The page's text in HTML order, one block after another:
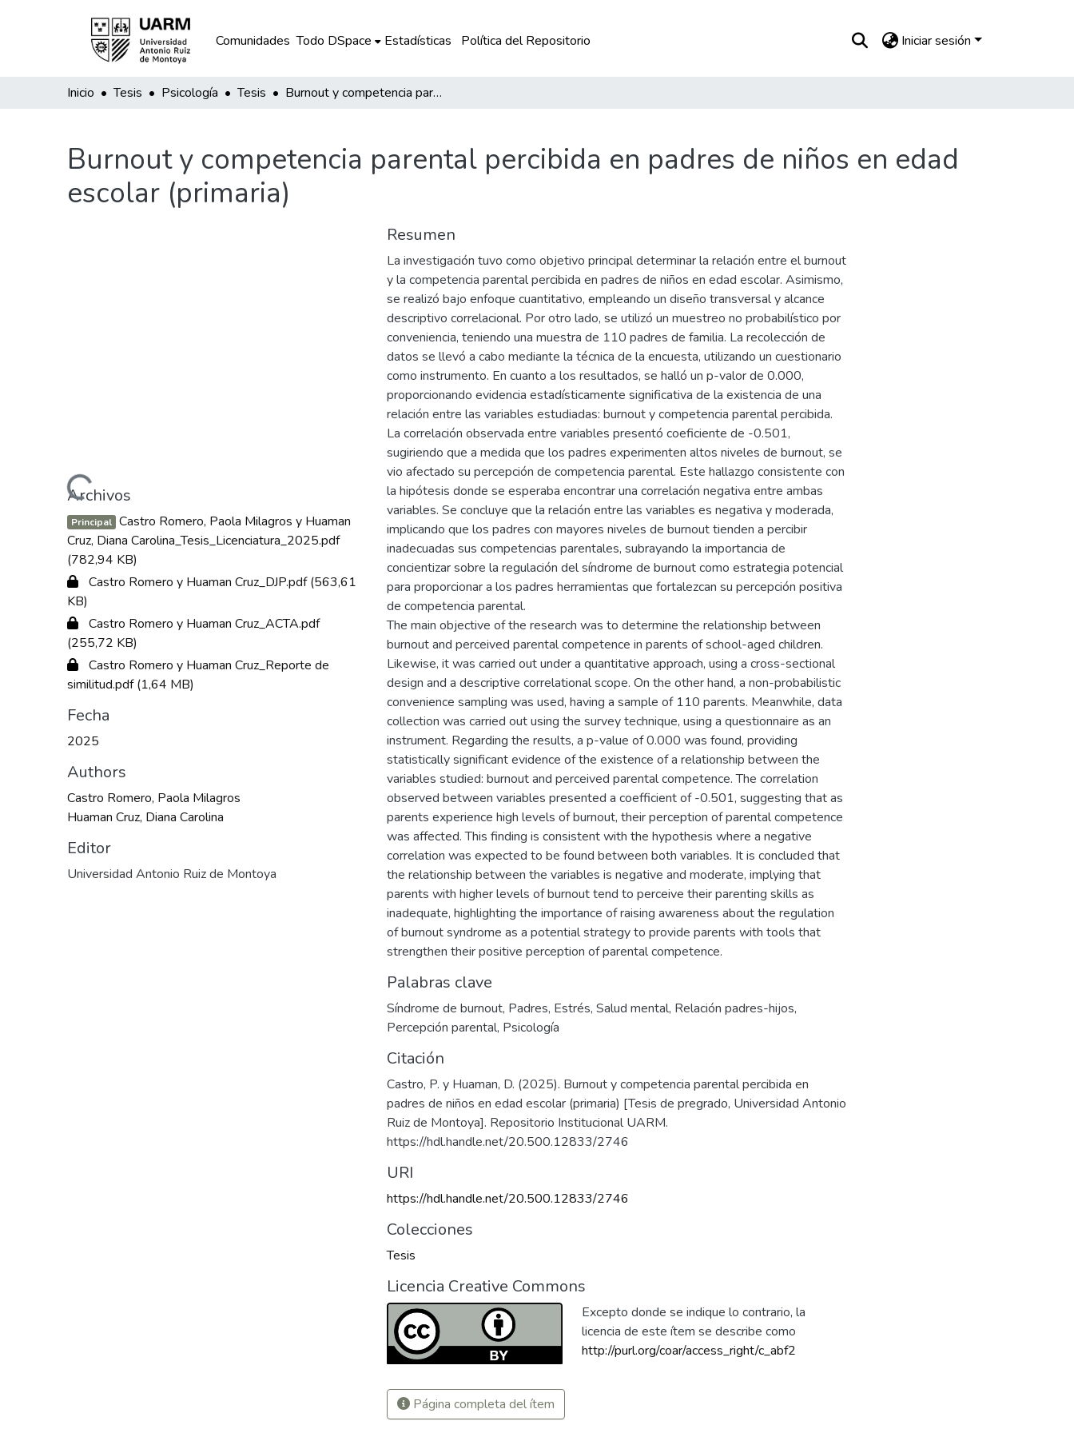
Comunidades Todo DSpace Estadísticas Política del Repositorio Iniciar sesión
Inicio Tesis Psicología Tesis Burnout y competencia parental percibida en padres de niños en edad escolar (primaria)
Burnout y competencia parental percibida en padres de niños en edad
escolar (primaria)
Cargando...
Archivos
Principal Castro Romero, Paola Milagros y Huaman
Cruz, Diana Carolina_Tesis_Licenciatura_2025.pdf
(782,94 KB)
Castro Romero y Huaman Cruz_DJP.pdf(563,61
KB)
Castro Romero y Huaman Cruz_ACTA.pdf
(255,72 KB)
Castro Romero y Huaman Cruz_Reporte de
similitud.pdf(1,64 MB)
Fecha
2025
Authors
Castro Romero, Paola Milagros
Huaman Cruz, Diana Carolina
Editor
Universidad Antonio Ruiz de Montoya
Resumen
La investigación tuvo como objetivo principal determinar la relación entre el burnout
y la competencia parental percibida en padres de niños en edad escolar. Asimismo,
se realizó bajo enfoque cuantitativo, empleando un diseño transversal y alcance
descriptivo correlacional. Por otro lado, se utilizó un muestreo no probabilístico por
conveniencia, teniendo una muestra de 110 padres de familia. La recolección de
datos se llevó a cabo mediante la técnica de la encuesta, utilizando un cuestionario
como instrumento. En cuanto a los resultados, se halló un p-valor de 0.000,
proporcionando evidencia estadísticamente significativa de la existencia de una
relación entre las variables estudiadas: burnout y competencia parental percibida.
La correlación observada entre variables presentó coeficiente de -0.501,
sugiriendo que a medida que los padres experimenten altos niveles de burnout, se
vio afectado su percepción de competencia parental. Este hallazgo consistente con
la hipótesis donde se esperaba encontrar una correlación negativa entre ambas
variables. Se concluye que la relación entre las variables es negativa y moderada,
implicando que los padres con mayores niveles de burnout tienden a percibir
inadecuadas sus competencias parentales, subrayando la importancia de
concientizar sobre la regulación del síndrome de burnout como estrategia potencial
para proporcionar a los padres herramientas que fortalezcan su percepción positiva
de competencia parental.
The main objective of the research was to determine the relationship between
burnout and perceived parental competence in parents of school-aged children.
Likewise, it was carried out under a quantitative approach, using a cross-sectional
design and a descriptive correlational scope. On the other hand, a non-probabilistic
convenience sampling was used, having a sample of 110 parents. Meanwhile, data
collection was carried out using the survey technique, using a questionnaire as an
instrument. Regarding the results, a p-value of 0.000 was found, providing
statistically significant evidence of the existence of a relationship between the
variables studied: burnout and perceived parental competence. The correlation
observed between variables presented a coefficient of -0.501, suggesting that as
parents experience high levels of burnout, their perception of parental competence
was affected. This finding is consistent with the hypothesis where a negative
correlation was expected to be found between both variables. It is concluded that
the relationship between the variables is negative and moderate, implying that
parents with higher levels of burnout tend to perceive their parenting skills as
inadequate, highlighting the importance of raising awareness about the regulation
of burnout syndrome as a potential strategy to provide parents with tools that
strengthen their positive perception of parental competence.
Palabras clave
Síndrome de burnout, Padres, Estrés, Salud mental, Relación padres-hijos,
Percepción parental, Psicología
Citación
Castro, P. y Huaman, D. (2025). Burnout y competencia parental percibida en
padres de niños en edad escolar (primaria) [Tesis de pregrado, Universidad Antonio
Ruiz de Montoya]. Repositorio Institucional UARM.
https://hdl.handle.net/20.500.12833/2746
URI
https://hdl.handle.net/20.500.12833/2746
Colecciones
Tesis
Licencia Creative Commons
Excepto donde se indique lo contrario, la
licencia de este ítem se describe como
http://purl.org/coar/access_right/c_abf2
Página completa del ítem